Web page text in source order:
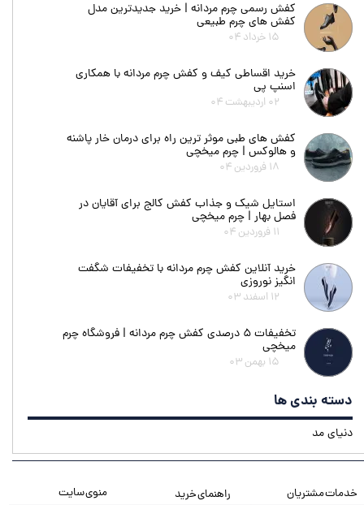
کفش رسمی چرم مردانه | خرید جدیدترین مدل
کفش های چرم طبیعی
۱۵ خرداد ۰۴
خرید اقساطی کیف و کفش چرم مردانه با همکاری
اسنپ پی
۰۲ اردیبهشت ۰۴
کفش های طبی موثر ترین راه برای درمان خار پاشنه
و هالوکس | چرم میخچی
۱۸ فروردین ۰۴
استایل شیک و جذاب کفش کالج برای آقایان در
فصل بهار | چرم میخچی
۱۱ فروردین ۰۴
خرید آنلاین کفش چرم مردانه با تخفیفات شگفت
انگیز نوروزی
۱۲ اسفند ۰۳
تخفیفات ۵ درصدی کفش چرم مردانه | فروشگاه چرم
میخچی
۱۵ بهمن ۰۳
دسته بندی ها
دنیای مد
راهنمای خرید خدمات مشتریان منوی سایت